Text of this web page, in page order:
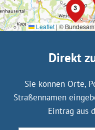
Leaflet | ©
Direkt
Sie können Orte,
Straßennamen
Eintrag aus